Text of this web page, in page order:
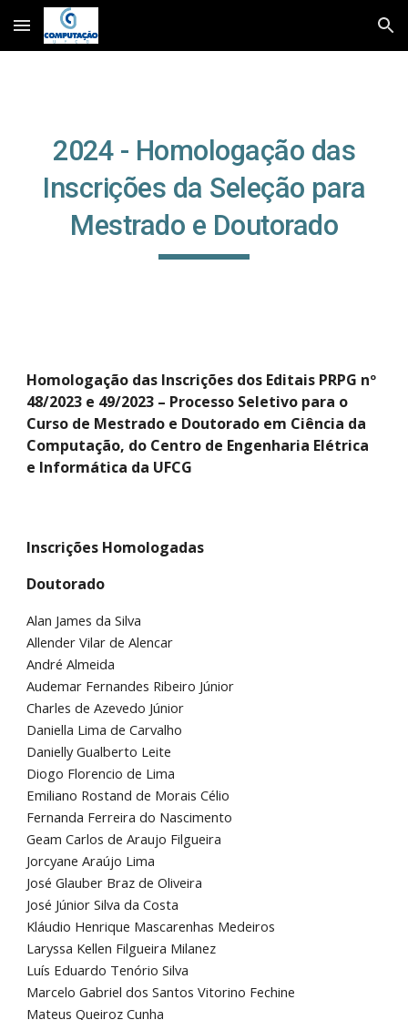
Skip to main content Skip to navigation
2024 - Homologação das
Inscrições da Seleção para
Mestrado e Doutorado
Homologação das Inscrições dos Editais PRPG nº
48/2023 e 49/2023 – Processo Seletivo para o
Curso de Mestrado e Doutorado em Ciência da
Computação, do Centro de Engenharia Elétrica
e Informática da UFCG
Inscrições Homologadas
Doutorado
Alan James da Silva
Allender Vilar de Alencar
André Almeida
Audemar Fernandes Ribeiro Júnior
Charles de Azevedo Júnior
Daniella Lima de Carvalho
Danielly Gualberto Leite
Diogo Florencio de Lima
Emiliano Rostand de Morais Célio
Fernanda Ferreira do Nascimento
Geam Carlos de Araujo Filgueira
Jorcyane Araújo Lima
José Glauber Braz de Oliveira
José Júnior Silva da Costa
Kláudio Henrique Mascarenhas Medeiros
Laryssa Kellen Filgueira Milanez
Luís Eduardo Tenório Silva
Marcelo Gabriel dos Santos Vitorino Fechine
Mateus Queiroz Cunha